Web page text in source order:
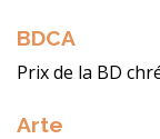
BDCA
Prix de la BD
Arte